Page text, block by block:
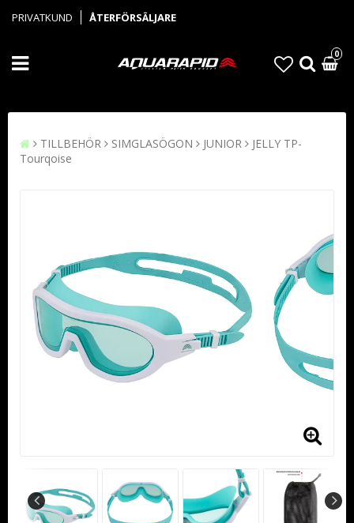
PRIVATKUND ÅTERFÖRSÄLJARE
0
TILLBEHÖR SIMGLASÖGON JUNIOR
JELLY TP-
Tourqoise